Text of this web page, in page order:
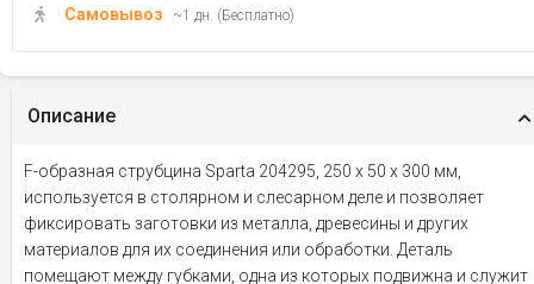
Самовывоз ~1 дн. (Бесплатно)
Описание
F-образная струбцина Sparta 204295, 250 х 50 х 300 мм,
используется в столярном и слесарном деле и позволяет
фиксировать заготовки из металла, древесины и других
материалов для их соединения или обработки. Деталь
помещают между губками, одна из которых подвижна и служит